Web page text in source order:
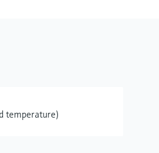
temperature)